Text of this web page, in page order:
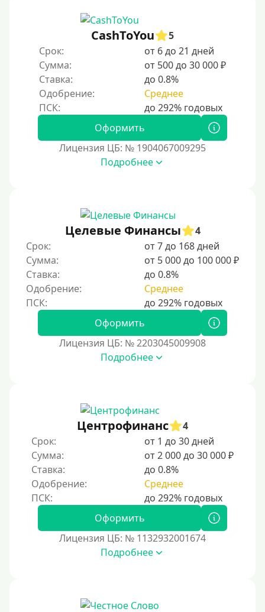
7000 руб
8000 руб
9000 руб
10000 руб
15000 руб
30000 руб на год
35000 руб
40000 руб
50000 руб
60000 руб
80000 руб
300000 руб
500000 руб
1000000 руб
Мини займы
На большую сумму
Банковские карты и платежные системы
С помощью системы Юнистрим
CashToYou
5
Срок:
от 6 до 21 дней
Сумма:
от 500 до 30 000 ₽
Ставка:
до 0.8%
Одобрение:
Среднее
Оформить
Лицензия ЦБ: № 1904067009295
Подробнее
Целевые Финансы
4
Срок:
от 7 до 168 дней
Сумма:
от 5 000 до 100 000 ₽
Ставка:
до 0.8%
Одобрение:
Среднее
Оформить
Лицензия ЦБ: № 2203045009908
Подробнее
Центрофинанс
4
Срок:
от 1 до 30 дней
Сумма:
от 2 000 до 30 000 ₽
Ставка:
до 0.8%
Одобрение:
Среднее
Оформить
Лицензия ЦБ: № 1132932001674
Подробнее